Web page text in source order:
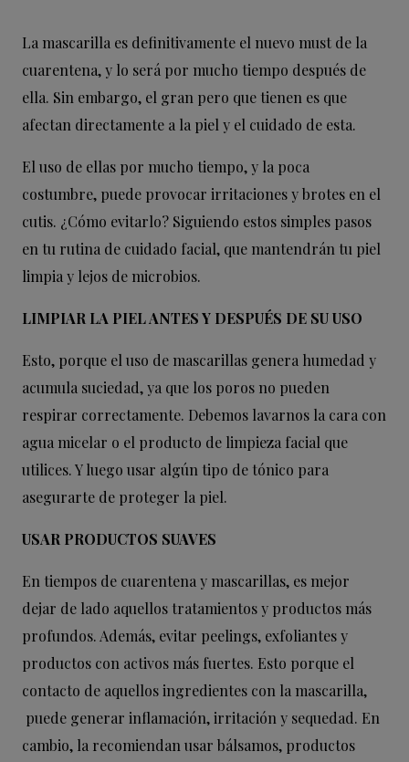
La mascarilla es definitivamente el nuevo must de la
cuarentena, y lo será por mucho tiempo después de
ella. Sin embargo, el gran pero que tienen es que
afectan directamente a la piel y el cuidado de esta.
El uso de ellas por mucho tiempo, y la poca
costumbre, puede provocar irritaciones y brotes en el
cutis. ¿Cómo evitarlo? Siguiendo estos simples pasos
en tu rutina de cuidado facial, que mantendrán tu piel
limpia y lejos de microbios.
LIMPIAR LA PIEL ANTES Y DESPUÉS DE SU USO
Esto, porque el uso de mascarillas genera humedad y
acumula suciedad, ya que los poros no pueden
respirar correctamente. Debemos lavarnos la cara con
agua micelar o el producto de limpieza facial que
utilices. Y luego usar algún tipo de tónico para
asegurarte de proteger la piel.
USAR PRODUCTOS SUAVES
En tiempos de cuarentena y mascarillas, es mejor
dejar de lado aquellos tratamientos y productos más
profundos. Además, evitar peelings, exfoliantes y
productos con activos más fuertes. Esto porque el
contacto de aquellos ingredientes con la mascarilla,
puede generar inflamación, irritación y sequedad. En
cambio, la recomiendan usar bálsamos, productos